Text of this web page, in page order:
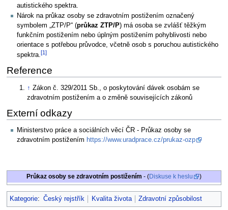
autistického spektra.
Nárok na průkaz osoby se zdravotním postižením označený
symbolem „ZTP/P“ (průkaz ZTP/P) má osoba se zvlášť těžkým
funkčním postižením nebo úplným postižením pohyblivosti nebo
orientace s potřebou průvodce, včetně osob s poruchou autistického
spektra.[1]
Reference
↑ Zákon č. 329/2011 Sb., o poskytování dávek osobám se
zdravotním postižením a o změně souvisejících zákonů
Externí odkazy
Ministerstvo práce a sociálních věcí ČR - Průkaz osoby se
zdravotním postižením https://www.uradprace.cz/prukaz-ozp
Průkaz osoby se zdravotním postižením - (Diskuse k heslu )
Kategorie: Český rejstřík Kvalita života Zdravotní způsobilost